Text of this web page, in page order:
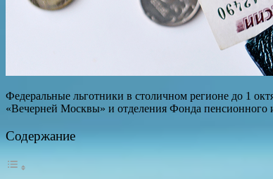
Федеральные льготники в столичном регионе до 1
«Вечерней Москвы» и отделения Фонда
Содержание